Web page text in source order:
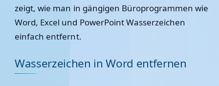
zeigt, wie man in gängigen Büroprogrammen wie
Word, Excel und PowerPoint Wasserzeichen
einfach entfernt.
Wasserzeichen in Word entfernen